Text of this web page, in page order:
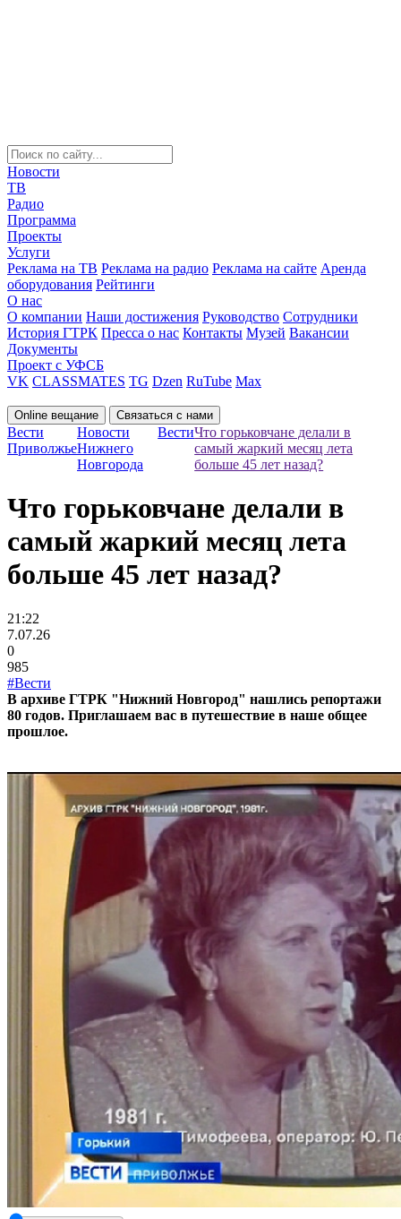
Новости
ТВ
Радио
Программа
Проекты
Услуги
Реклама на ТВ Реклама на радио Реклама на сайте Аренда
оборудования Рейтинги
О нас
О компании Наши достижения Руководство Сотрудники
История ГТРК Пресса о нас Контакты Музей Вакансии
Документы
Проект с УФСБ
VK CLASSMATES TG Dzen RuTube Max
Online вещание Связаться с нами
Вести
Приволжье
Новости
Нижнего
Новгорода
ВестиЧто горьковчане делали в
самый жаркий месяц лета
больше 45 лет назад?
Что горьковчане делали в
самый жаркий месяц лета
больше 45 лет назад?
21:22
7.07.26
0
985
#Вести
В архиве ГТРК "Нижний Новгород" нашлись репортажи
80 годов. Приглашаем вас в путешествие в наше общее
прошлое.